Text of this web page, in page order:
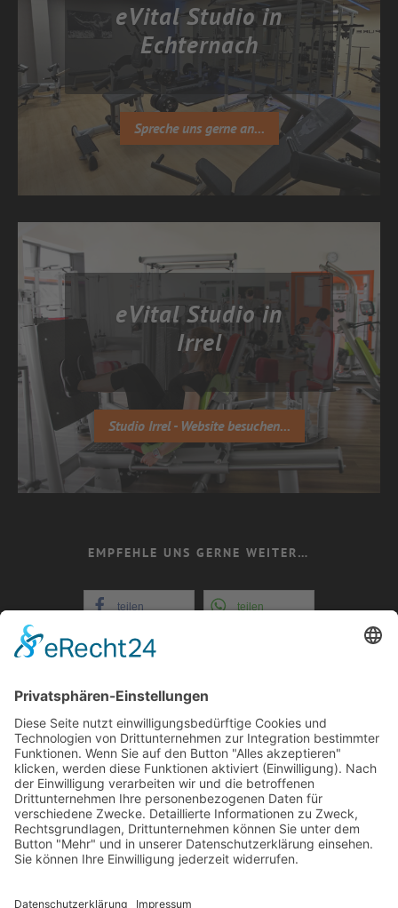
eVital Studio in
Echternach
Spreche uns gerne an...
eVital Studio in
Irrel
Studio Irrel - Website besuchen...
EMPFEHLE UNS GERNE WEITER…
teilen teilen
teilen
+352 26721808
E-Mail: info@evital-
echternach.lu
COOKIE-EINSTELLUNGEN